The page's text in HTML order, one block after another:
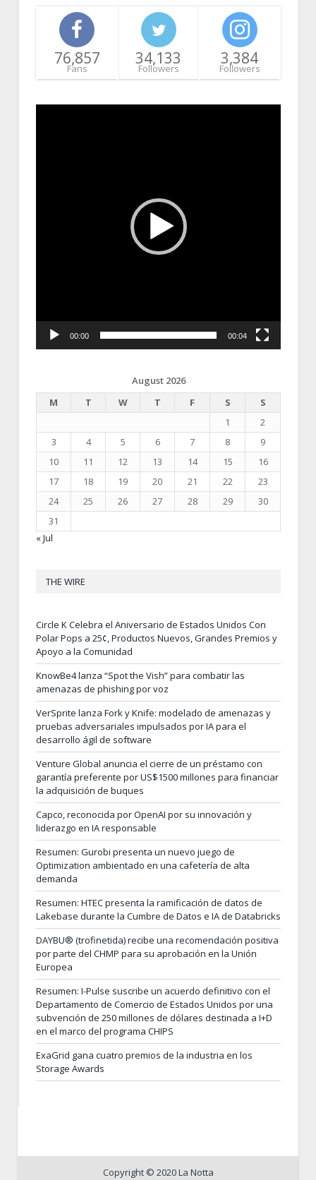
76,857
Fans
34,133
Followers
3,384
Followers
00:00 00:04
August 2026
M
T W T F S
S
1
2
3
4 5 6 7 8
9
10
11 12 13 14 15
16
17
18 19 20 21 22
23
24
25 26 27 28 29
30
31
« Jul
THE WIRE
Circle K Celebra el Aniversario de Estados Unidos Con
Polar Pops a 25¢, Productos Nuevos, Grandes Premios y
Apoyo a la Comunidad
KnowBe4 lanza “Spot the Vish” para combatir las
amenazas de phishing por voz
VerSprite lanza Fork y Knife: modelado de amenazas y
pruebas adversariales impulsados por IA para el
desarrollo ágil de software
Venture Global anuncia el cierre de un préstamo con
garantía preferente por US$1500 millones para financiar
la adquisición de buques
Capco, reconocida por OpenAI por su innovación y
liderazgo en IA responsable
Resumen: Gurobi presenta un nuevo juego de
Optimization ambientado en una cafetería de alta
demanda
Resumen: HTEC presenta la ramificación de datos de
Lakebase durante la Cumbre de Datos e IA de Databricks
DAYBU® (trofinetida) recibe una recomendación positiva
por parte del CHMP para su aprobación en la Unión
Europea
Resumen: I-Pulse suscribe un acuerdo definitivo con el
Departamento de Comercio de Estados Unidos por una
subvención de 250 millones de dólares destinada a I+D
en el marco del programa CHIPS
ExaGrid gana cuatro premios de la industria en los
Storage Awards
Copyright © 2020 La Notta